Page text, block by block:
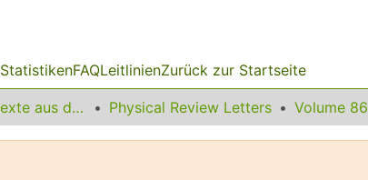
StatistikenFAQLeitlinienZurück zur Startseite
Sonstige Volltexte aus dem Bibliotheksangebot Physical Review Letters Volume 86